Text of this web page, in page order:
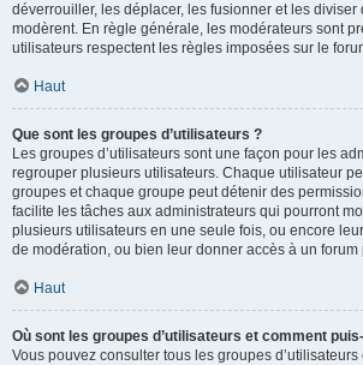
déverrouiller, les déplacer, les fusionner et les diviser
modèrent. En règle générale, les modérateurs sont
utilisateurs respectent les règles imposées sur le
Haut
Que sont les groupes d’utilisateurs ?
Les groupes d’utilisateurs sont une façon pour les
regrouper plusieurs utilisateurs. Chaque utilisateur
groupes et chaque groupe peut détenir des
facilite les tâches aux administrateurs qui pourront
plusieurs utilisateurs en une seule fois, ou encore
de modération, ou bien leur donner accès à un forum
Haut
Où sont les groupes d’utilisateurs et comment
Vous pouvez consulter tous les groupes